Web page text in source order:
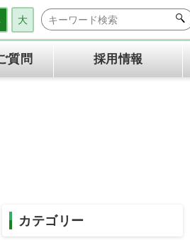
大
キャンセルポリシー
質問 採用情報
カテゴリー